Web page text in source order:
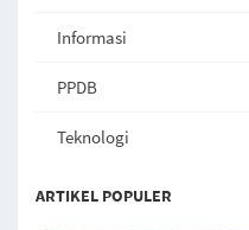
Informasi
PPDB
Teknologi
ARTIKEL POPULER